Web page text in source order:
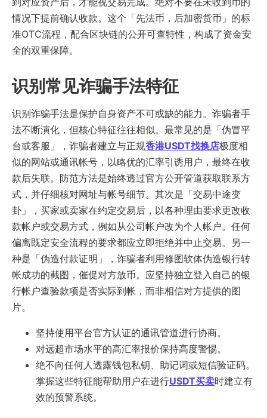
情况下提前确认收款。这个「先法币，后加密货币」的标
准OTC流程，配合区块链的公开可查特性，构成了资金安
全的双重保障。
识别常见诈骗手法特征
识别诈骗手法是保护自身资产不可或缺的能力。诈骗者手
法不断演化，但核心特征往往相似。最常见的是「伪冒平
台或客服」，诈骗者建立与正规香港USDT找换店极度相
似的网站或通讯帐号，以略优的汇率引诱用户，最终在收
款后失联。防范方法是始终透过官方公开管道获取联系方
式，并仔细核对网址与帐号细节。其次是「交易中途变
卦」，买家或卖家在约定交易后，以各种理由要求更改收
款帐户或交易方式，例如从公司帐户改为个人帐户。任何
偏离既定安全流程的要求都应立即拒绝并中止交易。另一
种是「伪造付款证明」，诈骗者利用修图软体伪造银行转
帐成功的截图，催促对方放币。应坚持独立登入自己的银
行帐户查验款项是否实际到帐，而非相信对方提供的图
片。
坚持使用平台官方认证的通讯管道进行协商。
对远超市场水平的高汇率报价保持高度警惕。
绝不向任何人透露钱包私钥、助记词或短信验证码。
掌握这些特征能帮助用户在进行USDT买卖时建立有
效的预警系统。